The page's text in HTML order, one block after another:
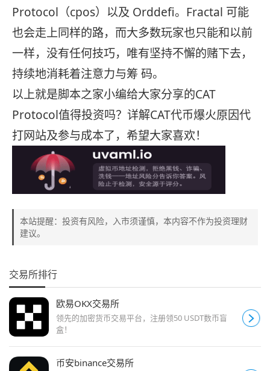
Protocol（cpos）以及 Orddefi。 Fractal 可能
也会走上同样的路，而大多数玩家也只能和以前
一样，没有任何技巧，唯有坚持不懈的赌下去，
持续地消耗着注意力与筹 码。
以上就是脚本之家小编给大家分享的CAT
Protocol值得投资吗？详解CAT代币爆火原因代
打网站及参与成本了，希望大家喜欢！
本站提醒：投资有风险，入市须谨慎，本内容不作为投资理财
建议。
交易所排行
欧易OKX交易所
领先的加密货币交易平台，注册领50 USDT数币盲
盒！
币安binance交易所